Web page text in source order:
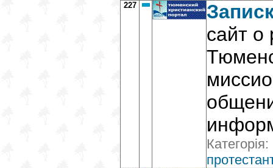
227
сайт о
Категорія: